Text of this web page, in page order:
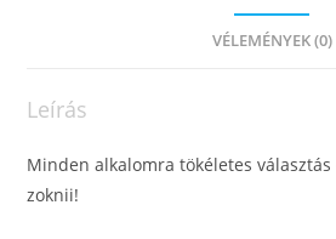
VÉLEMÉNYEK (0)
Leírás
Minden alkalomra tökéletes
zoknii!